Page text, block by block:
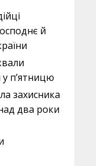
й
п’ятницю
захисника
два роки